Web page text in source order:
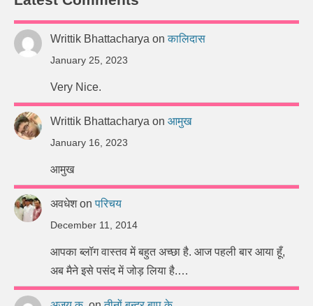
Writtik Bhattacharya onकालिदास
January 25, 2023
Very Nice.
Writtik Bhattacharya on आमुख
January 16, 2023
आमुख
अवधेशonपरिचय
December 11, 2014
आपका ब्लॉग वास्तव में बहुत अच्छा है. आज पहली बार आया हूँ,
अब मैने इसे पसंद में जोड़ लिया है.…